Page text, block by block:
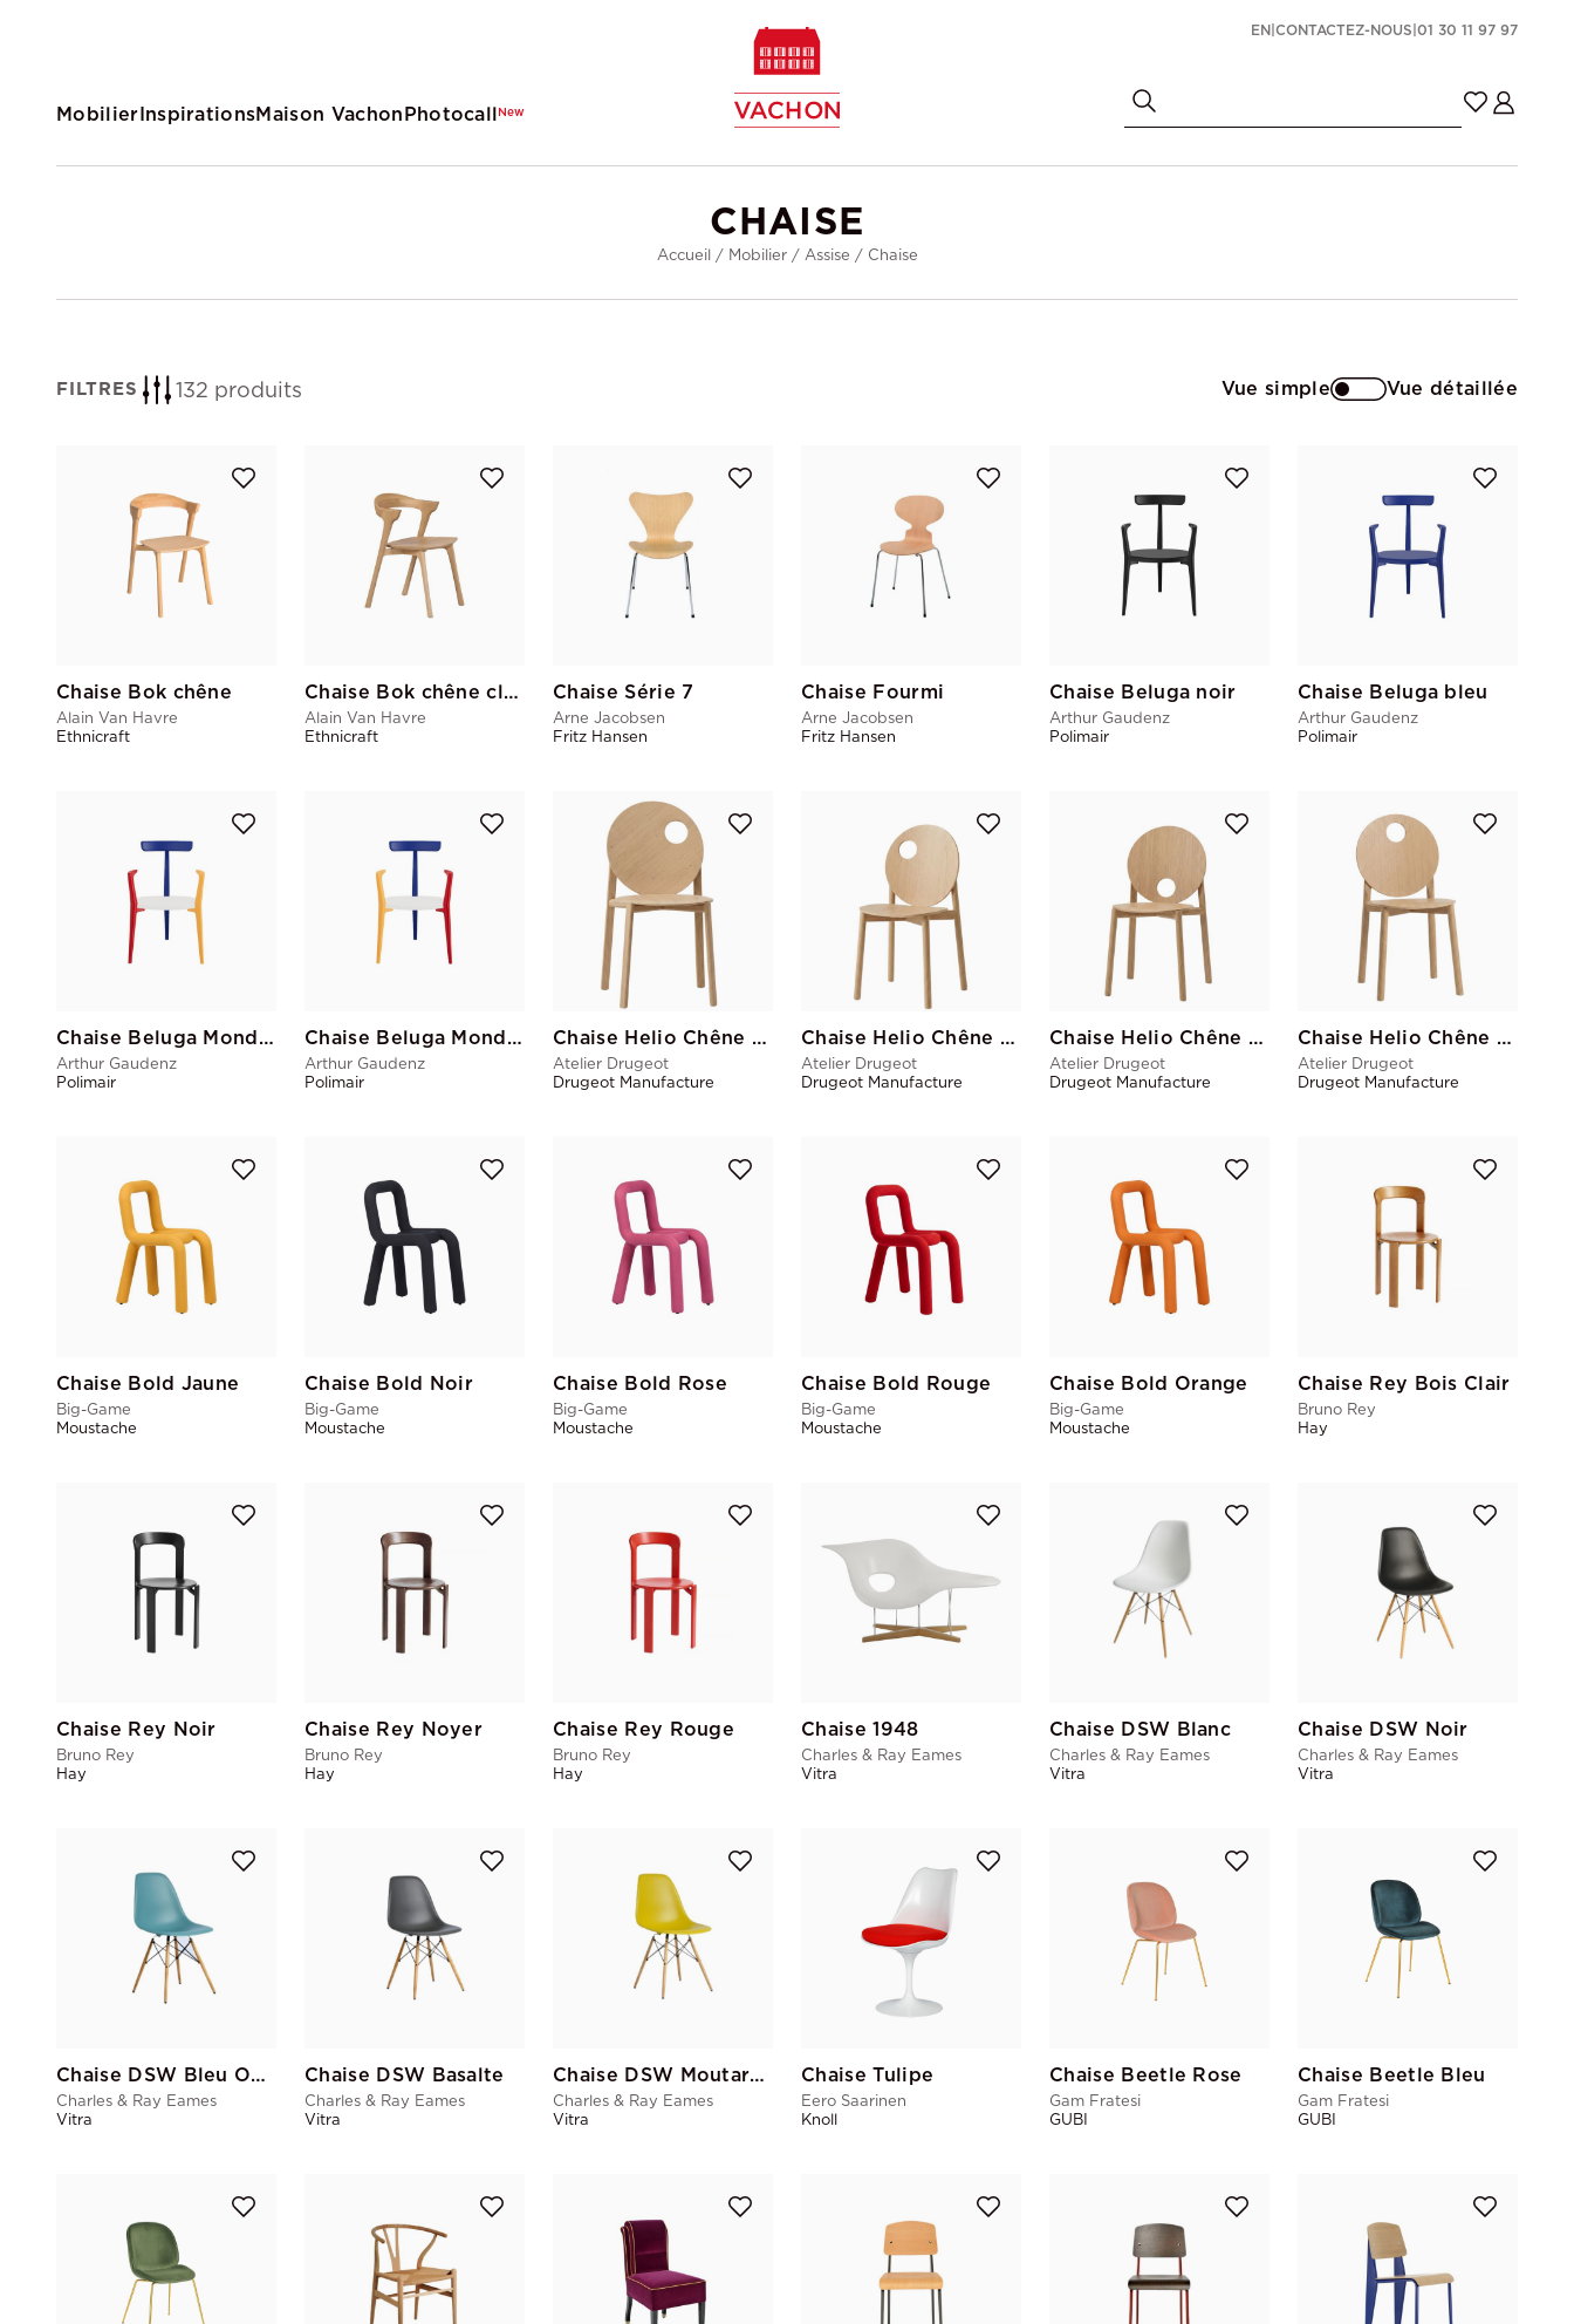
MobilierInspirationsMaison VachonPhotocallNew
EN CONTACTEZ-NOUS 01 30 11 97 97
CHAISE
Accueil / Mobilier/ Assise / Chaise
FILTRES 132 produits Vue simple Vue détaillée
Chaise Bok chêne
Alain Van Havre
Ethnicraft
Chaise Bok chêne clair
Alain Van Havre
Ethnicraft
Chaise Série 7
Arne Jacobsen
Fritz Hansen
Chaise Fourmi
Arne Jacobsen
Fritz Hansen
Chaise Beluga noir
Arthur Gaudenz
Polimair
Chaise Beluga bleu
Arthur Gaudenz
Polimair
Chaise Beluga Mondrian rouge jaune
Arthur Gaudenz
Polimair
Chaise Beluga Mondrian jaune rouge
Arthur Gaudenz
Polimair
Chaise Helio Chêne 2h
Atelier Drugeot
Drugeot Manufacture
Chaise Helio Chêne 10h
Atelier Drugeot
Drugeot Manufacture
Chaise Helio Chêne 6h
Atelier Drugeot
Drugeot Manufacture
Chaise Helio Chêne 12h
Atelier Drugeot
Drugeot Manufacture
Chaise Bold Jaune
Big-Game
Moustache
Chaise Bold Noir
Big-Game
Moustache
Chaise Bold Rose
Big-Game
Moustache
Chaise Bold Rouge
Big-Game
Moustache
Chaise Bold Orange
Big-Game
Moustache
Chaise Rey Bois Clair
Bruno Rey
Hay
Chaise Rey Noir
Bruno Rey
Hay
Chaise Rey Noyer
Bruno Rey
Hay
Chaise Rey Rouge
Bruno Rey
Hay
Chaise 1948
Charles & Ray Eames
Vitra
Chaise DSW Blanc
Charles & Ray Eames
Vitra
Chaise DSW Noir
Charles & Ray Eames
Vitra
Chaise DSW Bleu Océan
Charles & Ray Eames
Vitra
Chaise DSW Basalte
Charles & Ray Eames
Vitra
Chaise DSW Moutarde
Charles & Ray Eames
Vitra
Chaise Tulipe
Eero Saarinen
Knoll
Chaise Beetle Rose
Gam Fratesi
GUBI
Chaise Beetle Bleu
Gam Fratesi
GUBI